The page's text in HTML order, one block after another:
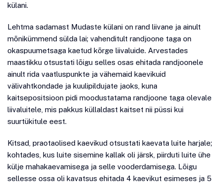
külani.
Lehtma sadamast Mudaste külani on rand liivane ja ainult
mõnikümmend sülda lai; vahenditult randjoone taga on
okaspuumetsaga kaetud kõrge liivaluide. Arvestades
maastikku otsustati lõigu selles osas ehitada randjoonele
ainult rida vaatluspunkte ja vähemaid kaevikuid
välivahtkondade ja kuulipildujate jaoks, kuna
kaitsepositsioon pidi moodustatama randjoone taga olevale
liivaluitele, mis pakkus küllaldast kaitset nii püssi kui
suurtükitule eest.
Kitsad, praotaolised kaevikud otsustati kaevata luite harjale;
kohtades, kus luite sisemine kallak oli järsk, piirduti luite ühe
külje mahakaevamisega ja selle vooderdamisega. Lõigu
sellesse ossa oli kavatsus ehitada 4 kaevikut esimeses ja 5